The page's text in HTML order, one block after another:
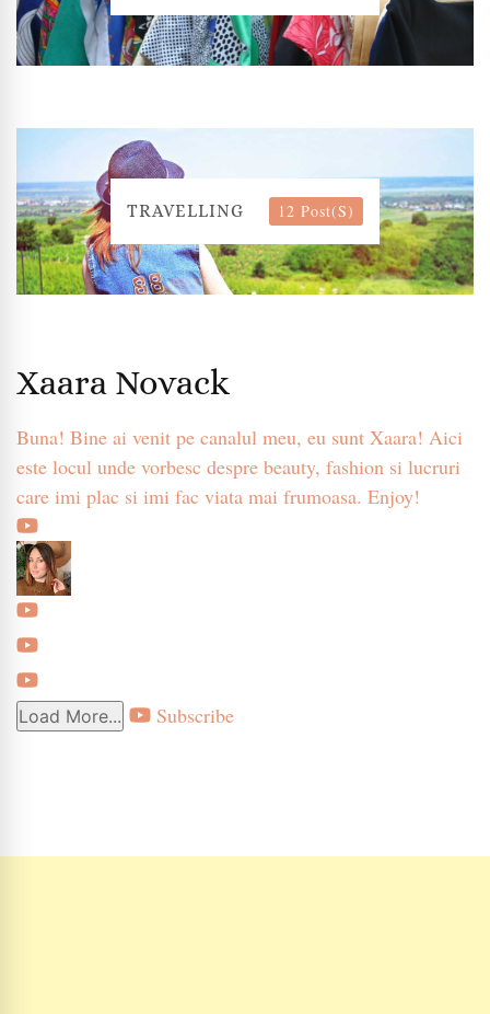
TRAVELLING 12 Post(s)
Xaara Novack
Buna! Bine ai venit pe canalul meu, eu sunt Xaara! Aici
este locul unde vorbesc despre beauty, fashion si lucruri
care imi plac si imi fac viata mai frumoasa. Enjoy!
Load More... Subscribe